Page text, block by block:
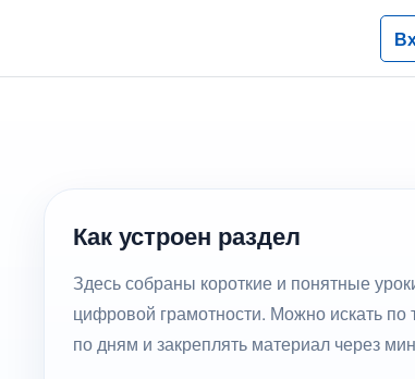
Как устроен раздел
Здесь собраны короткие и понятные
цифровой грамотности. Можно искать по
по дням и закреплять материал через